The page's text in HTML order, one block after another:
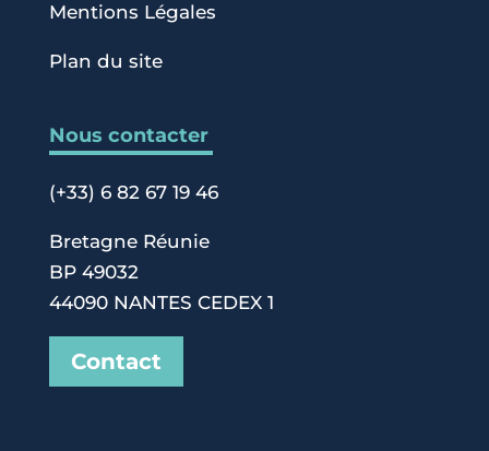
Mentions Légales
Plan du site
Nous contacter
(+33) 6 82 67 19 46
Bretagne Réunie
BP 49032
44090 NANTES CEDEX 1
Contact